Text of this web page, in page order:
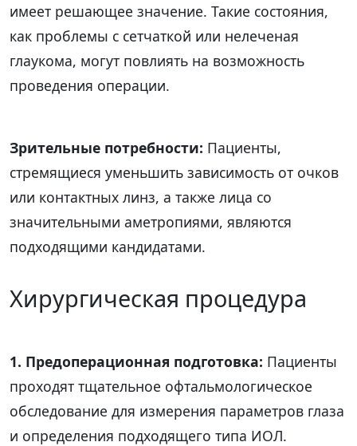
имеет решающее значение. Такие состояния,
как проблемы с сетчаткой или нелеченая
глаукома, могут повлиять на возможность
проведения операции.
Зрительные потребности: Пациенты,
стремящиеся уменьшить зависимость от очков
или контактных линз, а также лица со
значительными аметропиями, являются
подходящими кандидатами.
Хирургическая процедура
1. Предоперационная подготовка: Пациенты
проходят тщательное офтальмологическое
обследование для измерения параметров глаза
и определения подходящего типа ИОЛ.